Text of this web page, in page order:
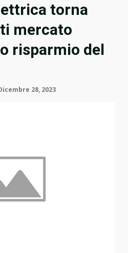
torna
mercato
risparmio del
28, 2023